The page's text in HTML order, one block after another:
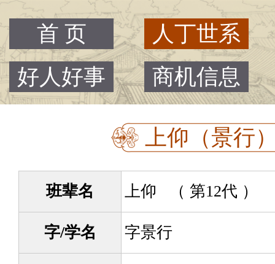
首 页
人丁世系
好人好事
商机信息
上仰（景行
班辈名 上仰 （ 第12代 ）
字/学名 字景行